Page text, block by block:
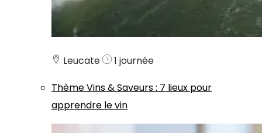
Leucate
1 journée
ThèmeVins & Saveurs: 7 lieux pour
apprendre le vin